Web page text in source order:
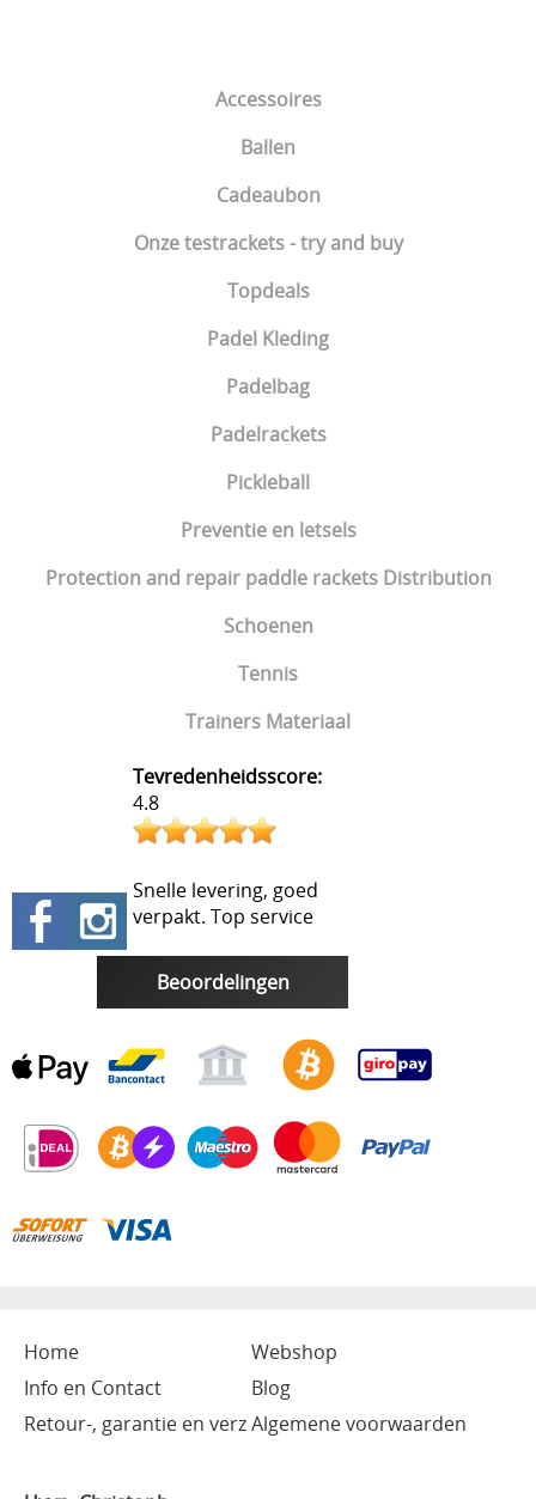
Accessoires
Ballen
Cadeaubon
Onze testrackets - try and buy
Topdeals
Padel Kleding
Padelbag
Padelrackets
Pickleball
Preventie en letsels
Protection and repair paddle rackets Distribution
Schoenen
Tennis
Trainers Materiaal
Tevredenheidsscore:
4.8
Snelle levering, goed
verpakt. Top service
Beoordelingen
Home
Webshop
Info en Contact
Blog
Retour-, garantie en verzAlgemene voorwaarden